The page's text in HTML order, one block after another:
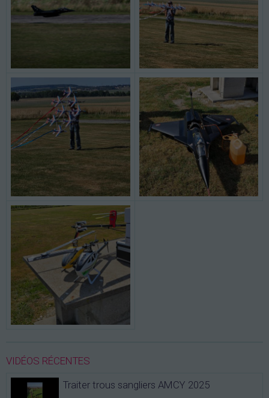
VIDÉOS RÉCENTES
Traiter trous sangliers AMCY 2025